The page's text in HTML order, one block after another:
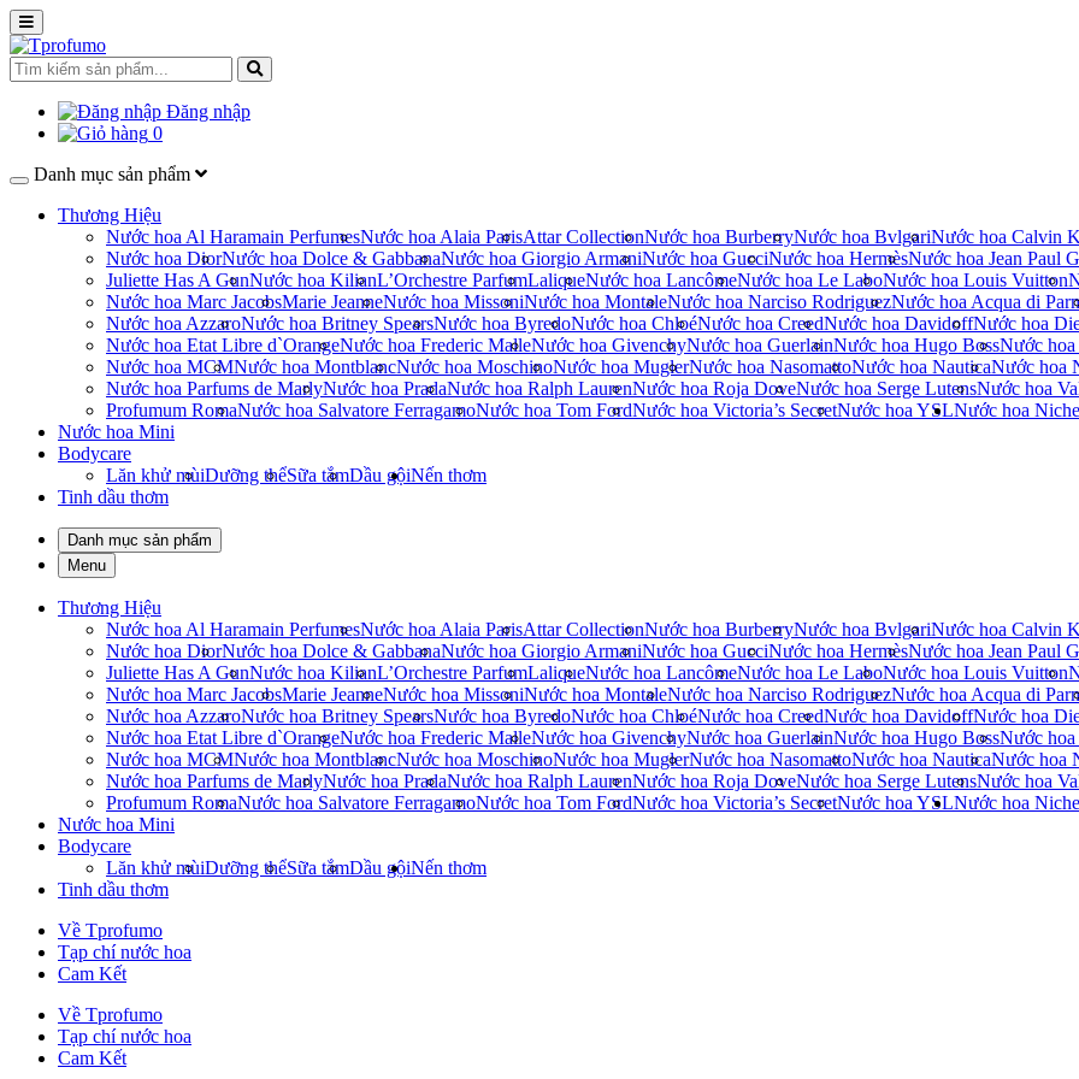
Đăng nhập
0
Danh mục sản phẩm
Thương Hiệu
Nước hoa Al Haramain PerfumesNước hoa Alaia ParisAttar CollectionNước hoa BurberryNước hoa BvlgariNước hoa Calvin
Nước hoa DiorNước hoa Dolce & GabbanaNước hoa Giorgio ArmaniNước hoa GucciNước hoa HermèsNước hoa Jean Paul
Juliette Has A GunNước hoa KilianL’Orchestre ParfumLaliqueNước hoa LancômeNước hoa Le LaboNước hoa Louis Vuitton
Nước hoa Marc JacobsMarie JeanneNước hoa MissoniNước hoa MontaleNước hoa Narciso RodriguezNước hoa Acqua di
Nước hoa AzzaroNước hoa Britney SpearsNước hoa ByredoNước hoa ChloéNước hoa CreedNước hoa DavidoffNước hoa
Nước hoa Etat Libre d`OrangeNước hoa Frederic MalleNước hoa GivenchyNước hoa GuerlainNước hoa Hugo BossNước
Nước hoa MCMNước hoa MontblancNước hoa MoschinoNước hoa MuglerNước hoa NasomattoNước hoa NauticaNước hoa
Nước hoa Parfums de MarlyNước hoa PradaNước hoa Ralph LaurenNước hoa Roja DoveNước hoa Serge LutensNước hoa
Profumum RomaNước hoa Salvatore FerragamoNước hoa Tom FordNước hoa Victoria’s SecretNước hoa YSLNước hoa Niche
Nước hoa Mini
Bodycare
Lăn khử mùiDưỡng thểSữa tắmDầu gộiNến thơm
Tinh dầu thơm
Danh mục sản phẩm
Menu
Thương Hiệu
Nước hoa Al Haramain PerfumesNước hoa Alaia ParisAttar CollectionNước hoa BurberryNước hoa BvlgariNước hoa Calvin
Nước hoa DiorNước hoa Dolce & GabbanaNước hoa Giorgio ArmaniNước hoa GucciNước hoa HermèsNước hoa Jean Paul
Juliette Has A GunNước hoa KilianL’Orchestre ParfumLaliqueNước hoa LancômeNước hoa Le LaboNước hoa Louis Vuitton
Nước hoa Marc JacobsMarie JeanneNước hoa MissoniNước hoa MontaleNước hoa Narciso RodriguezNước hoa Acqua di
Nước hoa AzzaroNước hoa Britney SpearsNước hoa ByredoNước hoa ChloéNước hoa CreedNước hoa DavidoffNước hoa
Nước hoa Etat Libre d`OrangeNước hoa Frederic MalleNước hoa GivenchyNước hoa GuerlainNước hoa Hugo BossNước
Nước hoa MCMNước hoa MontblancNước hoa MoschinoNước hoa MuglerNước hoa NasomattoNước hoa NauticaNước hoa
Nước hoa Parfums de MarlyNước hoa PradaNước hoa Ralph LaurenNước hoa Roja DoveNước hoa Serge LutensNước hoa
Profumum RomaNước hoa Salvatore FerragamoNước hoa Tom FordNước hoa Victoria’s SecretNước hoa YSLNước hoa Niche
Nước hoa Mini
Bodycare
Lăn khử mùiDưỡng thểSữa tắmDầu gộiNến thơm
Tinh dầu thơm
Về Tprofumo
Tạp chí nước hoa
Cam Kết
Về Tprofumo
Tạp chí nước hoa
Cam Kết